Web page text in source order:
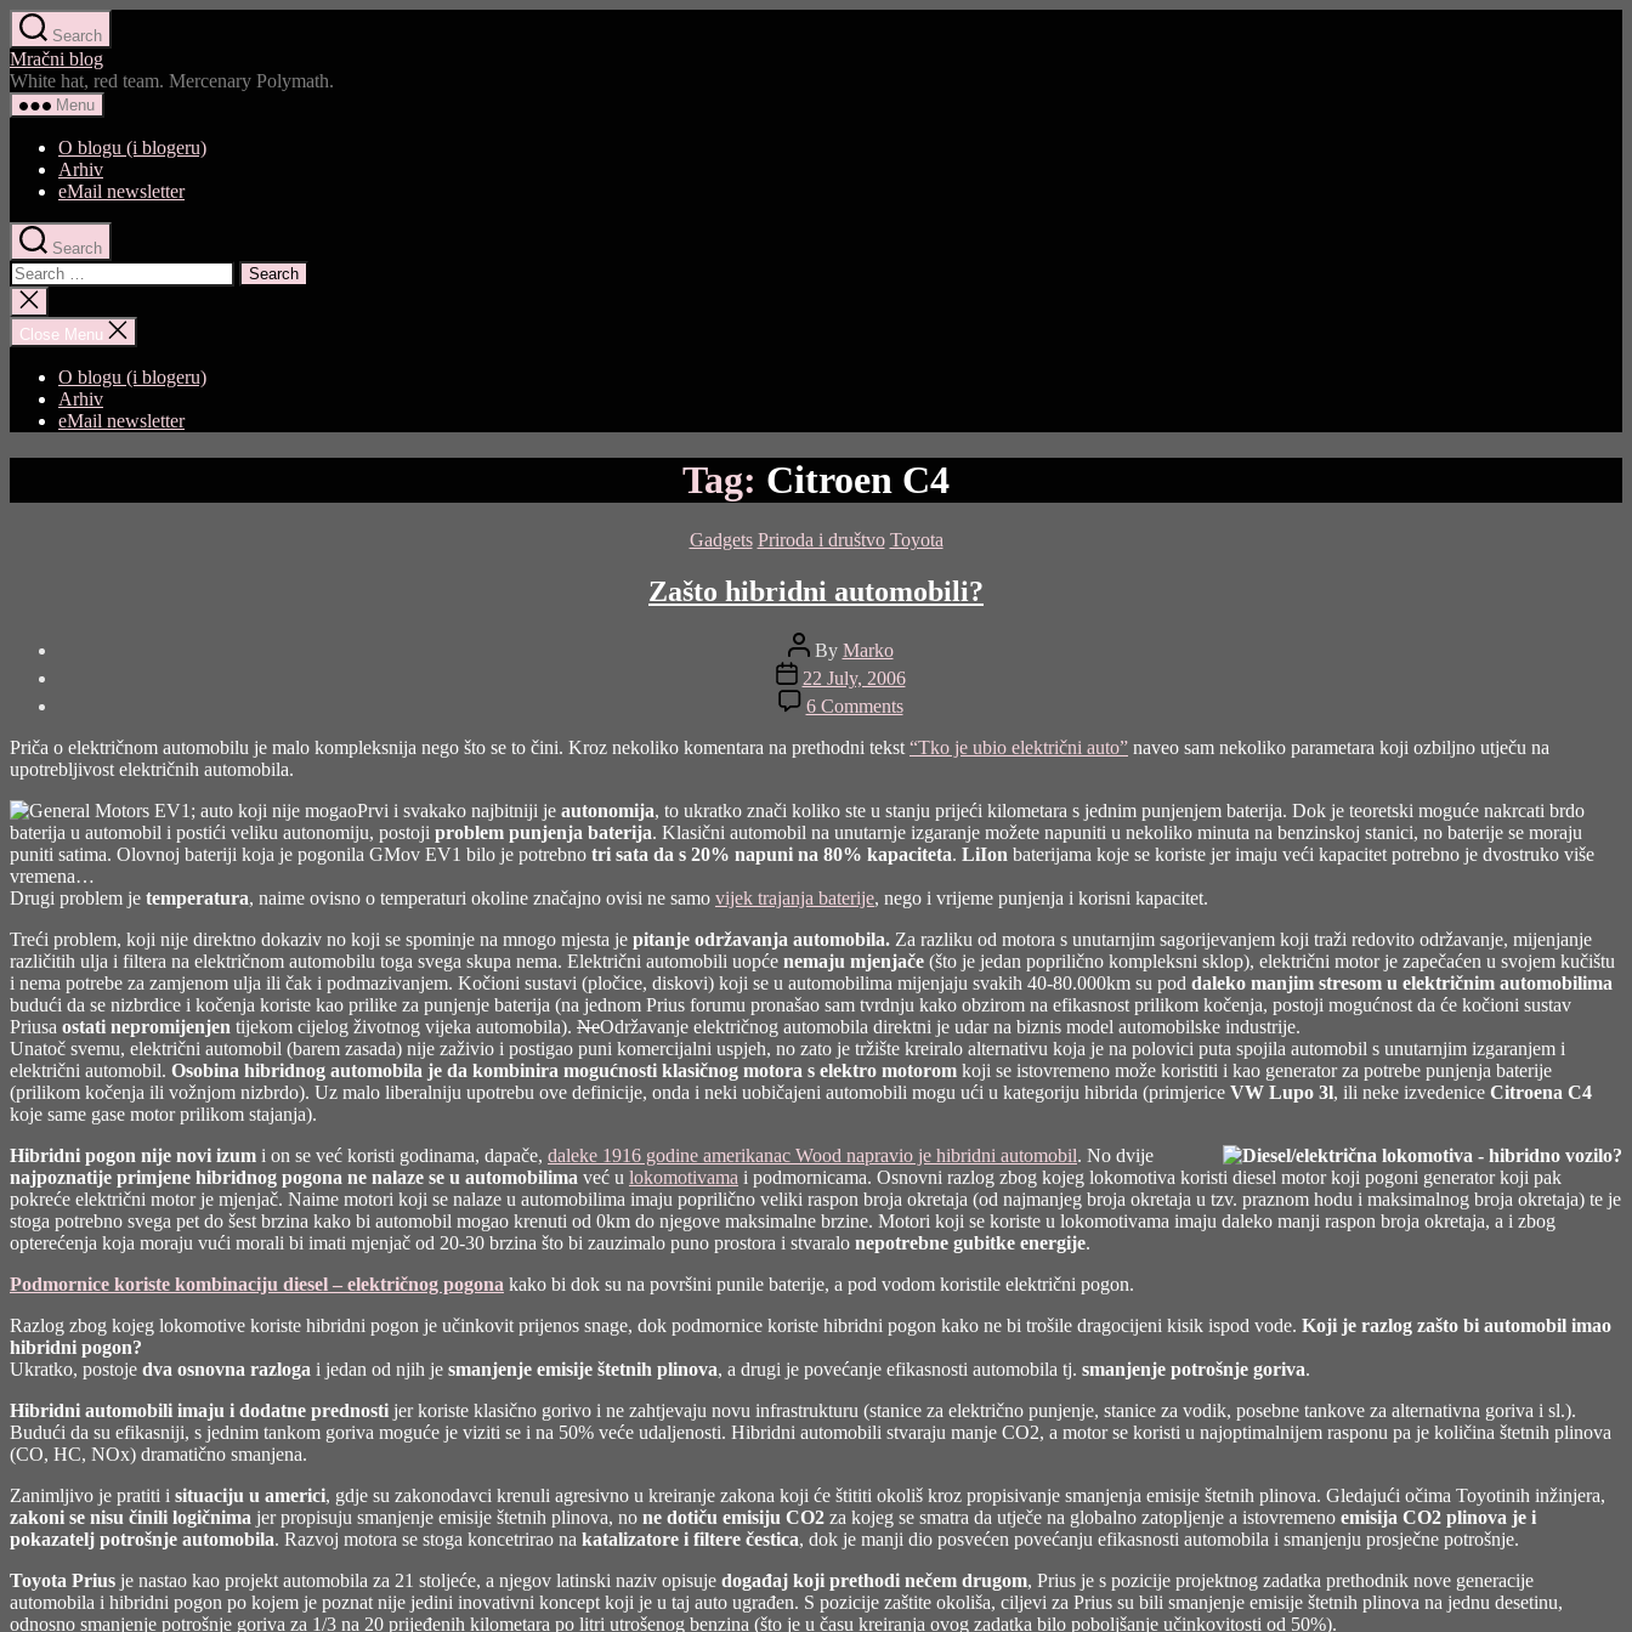
Skip
to
the
content
Search
Mračni blog
White hat, red team. Mercenary Polymath.
Menu
O blogu (i blogeru)
Arhiv
eMail newsletter
Search
Search
for:
Close
search
Close Menu
O blogu (i blogeru)
Arhiv
eMail newsletter
Tag: Citroen C4
Categories
Gadgets Priroda i društvo Toyota
Zašto hibridni automobili?
Post
author
By Marko
Post
date
22 July, 2006
6 Commentson
Zašto
hibridni
automobili?
Priča o električnom automobilu je malo kompleksnija nego što se to čini. Kroz nekoliko komentara na prethodni tekst “Tko je ubio električni auto” naveo sam nekoliko parametara koji ozbiljno utječu na
upotrebljivost električnih automobila.
Prvi i svakako najbitniji je autonomija, to ukratko znači koliko ste u stanju prijeći kilometara s jednim punjenjem baterija. Dok je teoretski moguće nakrcati brdo
baterija u automobil i postići veliku autonomiju, postoji problem punjenja baterija. Klasični automobil na unutarnje izgaranje možete napuniti u nekoliko minuta na benzinskoj stanici, no baterije se moraju
puniti satima. Olovnoj bateriji koja je pogonila GMov EV1 bilo je potrebno tri sata da s 20% napuni na 80% kapaciteta. LiIon baterijama koje se koriste jer imaju veći kapacitet potrebno je dvostruko više
vremena…
Drugi problem je temperatura, naime ovisno o temperaturi okoline značajno ovisi ne samo vijek trajanja baterije, nego i vrijeme punjenja i korisni kapacitet.
Treći problem, koji nije direktno dokaziv no koji se spominje na mnogo mjesta je pitanje održavanja automobila. Za razliku od motora s unutarnjim sagorijevanjem koji traži redovito održavanje, mijenjanje
različitih ulja i filtera na električnom automobilu toga svega skupa nema. Električni automobili uopće nemaju mjenjače (što je jedan poprilično kompleksni sklop), električni motor je zapečaćen u svojem kučištu
i nema potrebe za zamjenom ulja ili čak i podmazivanjem. Kočioni sustavi (pločice, diskovi) koji se u automobilima mijenjaju svakih 40-80.000km su pod daleko manjim stresom u električnim automobilima
budući da se nizbrdice i kočenja koriste kao prilike za punjenje baterija (na jednom Prius forumu pronašao sam tvrdnju kako obzirom na efikasnost prilikom kočenja, postoji mogućnost da će kočioni sustav
Priusa ostati nepromijenjen tijekom cijelog životnog vijeka automobila). NeOdržavanje električnog automobila direktni je udar na biznis model automobilske industrije.
Unatoč svemu, električni automobil (barem zasada) nije zaživio i postigao puni komercijalni uspjeh, no zato je tržište kreiralo alternativu koja je na polovici puta spojila automobil s unutarnjim izgaranjem i
električni automobil. Osobina hibridnog automobila je da kombinira mogućnosti klasičnog motora s elektro motorom koji se istovremeno može koristiti i kao generator za potrebe punjenja baterije
(prilikom kočenja ili vožnjom nizbrdo). Uz malo liberalniju upotrebu ove definicije, onda i neki uobičajeni automobili mogu ući u kategoriju hibrida (primjerice VW Lupo 3l, ili neke izvedenice Citroena C4
koje same gase motor prilikom stajanja).
Hibridni pogon nije novi izum i on se već koristi godinama, dapače, daleke 1916 godine amerikanac Wood napravio je hibridni automobil. No dvije
najpoznatije primjene hibridnog pogona ne nalaze se u automobilima već u lokomotivama i podmornicama. Osnovni razlog zbog kojeg lokomotiva koristi diesel motor koji pogoni generator koji pak
pokreće električni motor je mjenjač. Naime motori koji se nalaze u automobilima imaju poprilično veliki raspon broja okretaja (od najmanjeg broja okretaja u tzv. praznom hodu i maksimalnog broja okretaja) te je
stoga potrebno svega pet do šest brzina kako bi automobil mogao krenuti od 0km do njegove maksimalne brzine. Motori koji se koriste u lokomotivama imaju daleko manji raspon broja okretaja, a i zbog
opterećenja koja moraju vući morali bi imati mjenjač od 20-30 brzina što bi zauzimalo puno prostora i stvaralo nepotrebne gubitke energije.
Podmornice koriste kombinaciju diesel – električnog pogona kako bi dok su na površini punile baterije, a pod vodom koristile električni pogon.
Razlog zbog kojeg lokomotive koriste hibridni pogon je učinkovit prijenos snage, dok podmornice koriste hibridni pogon kako ne bi trošile dragocijeni kisik ispod vode. Koji je razlog zašto bi automobil imao
hibridni pogon?
Ukratko, postoje dva osnovna razloga i jedan od njih je smanjenje emisije štetnih plinova, a drugi je povećanje efikasnosti automobila tj. smanjenje potrošnje goriva.
Hibridni automobili imaju i dodatne prednosti jer koriste klasično gorivo i ne zahtjevaju novu infrastrukturu (stanice za električno punjenje, stanice za vodik, posebne tankove za alternativna goriva i sl.).
Budući da su efikasniji, s jednim tankom goriva moguće je viziti se i na 50% veće udaljenosti. Hibridni automobili stvaraju manje CO2, a motor se koristi u najoptimalnijem rasponu pa je količina štetnih plinova
(CO, HC, NOx) dramatično smanjena.
Zanimljivo je pratiti i situaciju u americi, gdje su zakonodavci krenuli agresivno u kreiranje zakona koji će štititi okoliš kroz propisivanje smanjenja emisije štetnih plinova. Gledajući očima Toyotinih inžinjera,
zakoni se nisu činili logičnima jer propisuju smanjenje emisije štetnih plinova, no ne dotiču emisiju CO2 za kojeg se smatra da utječe na globalno zatopljenje a istovremeno emisija CO2 plinova je i
pokazatelj potrošnje automobila. Razvoj motora se stoga koncetrirao na katalizatore i filtere čestica, dok je manji dio posvećen povećanju efikasnosti automobila i smanjenju prosječne potrošnje.
Toyota Prius je nastao kao projekt automobila za 21 stoljeće, a njegov latinski naziv opisuje događaj koji prethodi nečem drugom, Prius je s pozicije projektnog zadatka prethodnik nove generacije
automobila i hibridni pogon po kojem je poznat nije jedini inovativni koncept koji je u taj auto ugrađen. S pozicije zaštite okoliša, ciljevi za Prius su bili smanjenje emisije štetnih plinova na jednu desetinu,
odnosno smanjenje potrošnje goriva za 1/3 na 20 prijeđenih kilometara po litri utrošenog benzina (što je u času kreiranja ovog zadatka bilo poboljšanje učinkovitosti od 50%).